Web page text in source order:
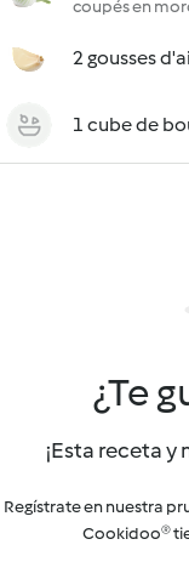
coupés en
2 gousses
1 cube de
¿Te
¡Esta receta y
Regístrate en nuestra
Cookidoo®